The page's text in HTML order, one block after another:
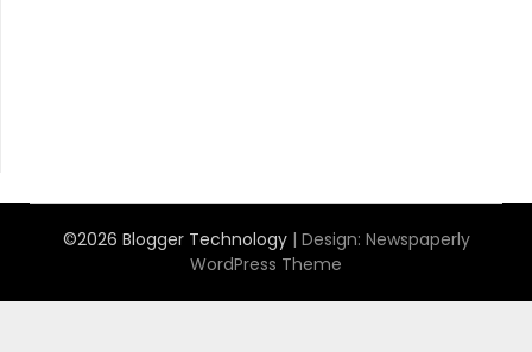
©2026 Blogger Technology | Design: Newspaperly
WordPress Theme